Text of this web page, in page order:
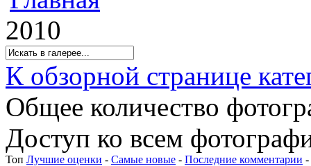
2010
К обзорной странице
Общее количество
Доступ ко всем
Топ Лучшие оценки - Самые новые - Последние комментарии -